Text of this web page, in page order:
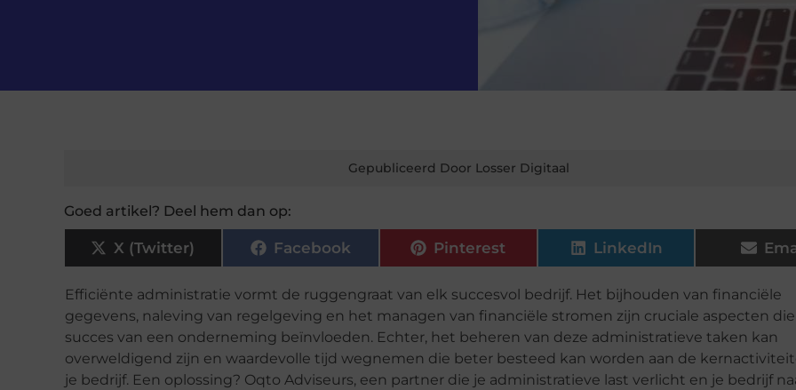
Gepubliceerd Door Losser Digitaal
Goed artikel? Deel hem dan op:
X (Twitter) Facebook Pinterest LinkedIn
Efficiënte administratie vormt de ruggengraat van elk succesvol bedrijf. Het bijhouden van financiële
gegevens, naleving van regelgeving en het managen van financiële stromen zijn cruciale aspecten
succes van een onderneming beïnvloeden. Echter, het beheren van deze administratieve taken kan
overweldigend zijn en waardevolle tijd wegnemen die beter besteed kan worden aan de
je bedrijf. Een oplossing? Oqto Adviseurs, een partner die je administratieve last verlicht en je bedrijf